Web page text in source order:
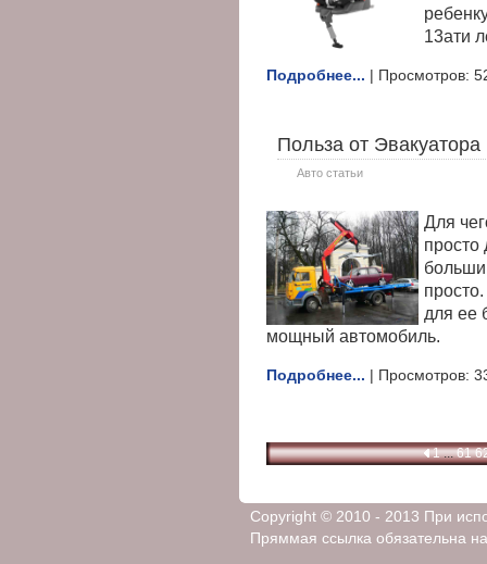
13ати
Подробнее... | Просмотров:
Польза от Эвакуатора
Авто статьи
Для
просто
для ее
мощный автомобиль.
Подробнее... | Просмотров:
1 ... 61
Copyright © 2010 - 2013 При
Пряммая ссылка обязательна